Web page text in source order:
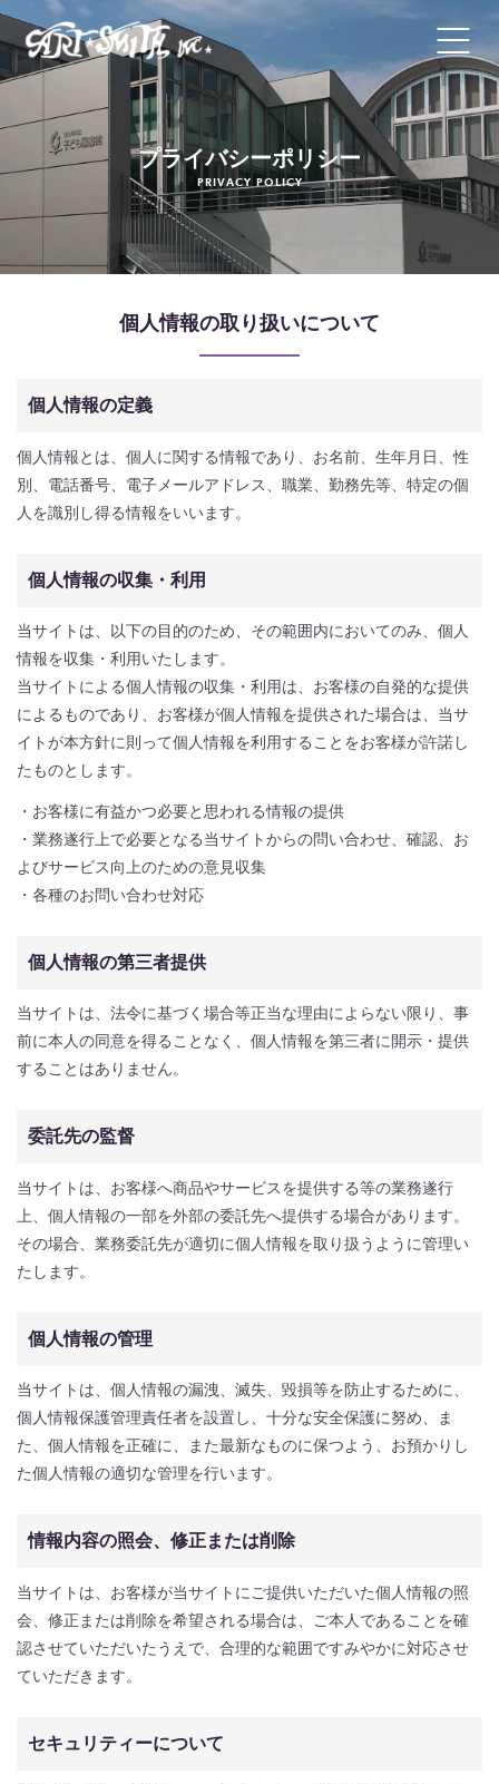
コンセプト
オンライン相談
プライバシーポリシー
お問い合わせ
製作実績
お知らせ
プライバシーポリシー
PRIVACY POLICY
個人情報の取り扱いについて
個人情報の定義
個人情報とは、個人に関する情報であり、お名前、生年月日、性
別、電話番号、電子メールアドレス、職業、勤務先等、特定の個
人を識別し得る情報をいいます。
個人情報の収集・利用
当サイトは、以下の目的のため、その範囲内においてのみ、個人
情報を収集・利用いたします。
当サイトによる個人情報の収集・利用は、お客様の自発的な提供
によるものであり、お客様が個人情報を提供された場合は、当サ
イトが本方針に則って個人情報を利用することをお客様が許諾し
たものとします。
・お客様に有益かつ必要と思われる情報の提供
・業務遂行上で必要となる当サイトからの問い合わせ、確認、お
よびサービス向上のための意見収集
・各種のお問い合わせ対応
個人情報の第三者提供
当サイトは、法令に基づく場合等正当な理由によらない限り、事
前に本人の同意を得ることなく、個人情報を第三者に開示・提供
することはありません。
委託先の監督
当サイトは、お客様へ商品やサービスを提供する等の業務遂行
上、個人情報の一部を外部の委託先へ提供する場合があります。
その場合、業務委託先が適切に個人情報を取り扱うように管理い
たします。
個人情報の管理
当サイトは、個人情報の漏洩、滅失、毀損等を防止するために、
個人情報保護管理責任者を設置し、十分な安全保護に努め、ま
た、個人情報を正確に、また最新なものに保つよう、お預かりし
た個人情報の適切な管理を行います。
情報内容の照会、修正または削除
当サイトは、お客様が当サイトにご提供いただいた個人情報の照
会、修正または削除を希望される場合は、ご本人であることを確
認させていただいたうえで、合理的な範囲ですみやかに対応させ
ていただきます。
セキュリティーについて